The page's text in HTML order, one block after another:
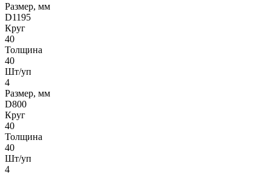
Размер, мм
D1195
Круг
40
Толщина
40
Шт/уп
4
Размер, мм
D800
Круг
40
Толщина
40
Шт/уп
4